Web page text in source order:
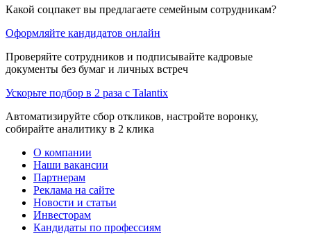
Какой соцпакет вы предлагаете семейным сотрудникам?
Оформляйте кандидатов онлайн
Проверяйте сотрудников и подписывайте кадровые
документы без бумаг и личных встреч
Ускорьте подбор в 2 раза с Talantix
Автоматизируйте сбор откликов, настройте воронку,
собирайте аналитику в 2 клика
О компании
Наши вакансии
Партнерам
Реклама на сайте
Новости и статьи
Инвесторам
Кандидаты по профессиям